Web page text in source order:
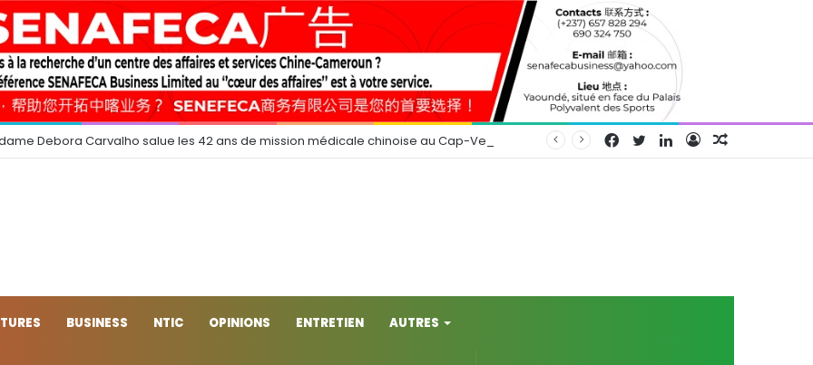
Debora Carvalho salue les 42 ans de mission médicale chinoise au Cap-Vert Connexion
Linkedin
Twitter
Facebook
BUSINESS NTIC OPINIONS ENTRETIEN AUTRES